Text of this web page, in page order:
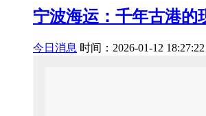
宁波海运：千年古港的
今日消息 时间：2026-01-12 18:27:22